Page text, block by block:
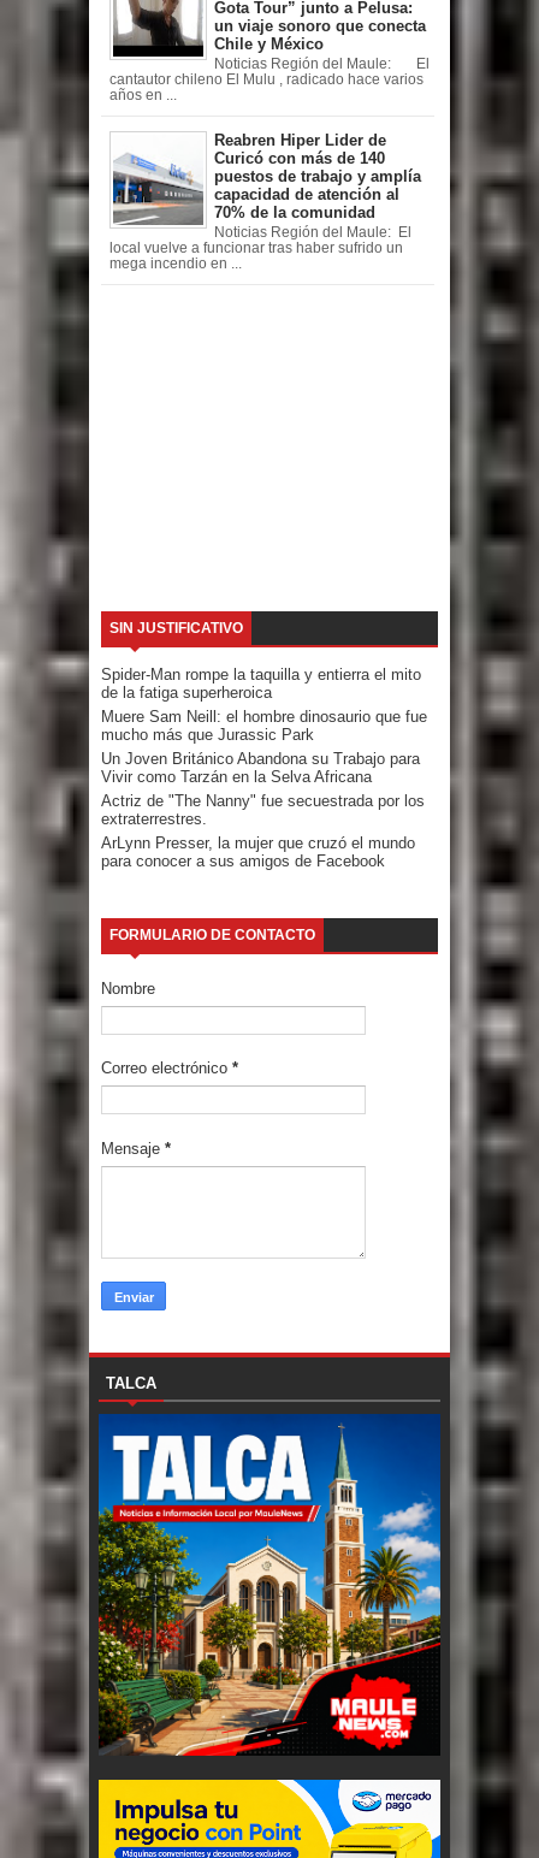
Gota Tour” junto a Pelusa:
un viaje sonoro que conecta
Chile y México
Noticias Región del Maule: El
cantautor chileno El Mulu , radicado hace varios
años en ...
Reabren Hiper Lider de
Curicó con más de 140
puestos de trabajo y amplía
capacidad de atención al
70% de la comunidad
Noticias Región del Maule: El
local vuelve a funcionar tras haber sufrido un
mega incendio en ...
SIN JUSTIFICATIVO
Spider-Man rompe la taquilla y entierra el mito
de la fatiga superheroica
Muere Sam Neill: el hombre dinosaurio que fue
mucho más que Jurassic Park
Un Joven Británico Abandona su Trabajo para
Vivir como Tarzán en la Selva Africana
Actriz de "The Nanny" fue secuestrada por los
extraterrestres.
ArLynn Presser, la mujer que cruzó el mundo
para conocer a sus amigos de Facebook
FORMULARIO DE CONTACTO
Nombre
Correo electrónico *
Mensaje *
TALCA